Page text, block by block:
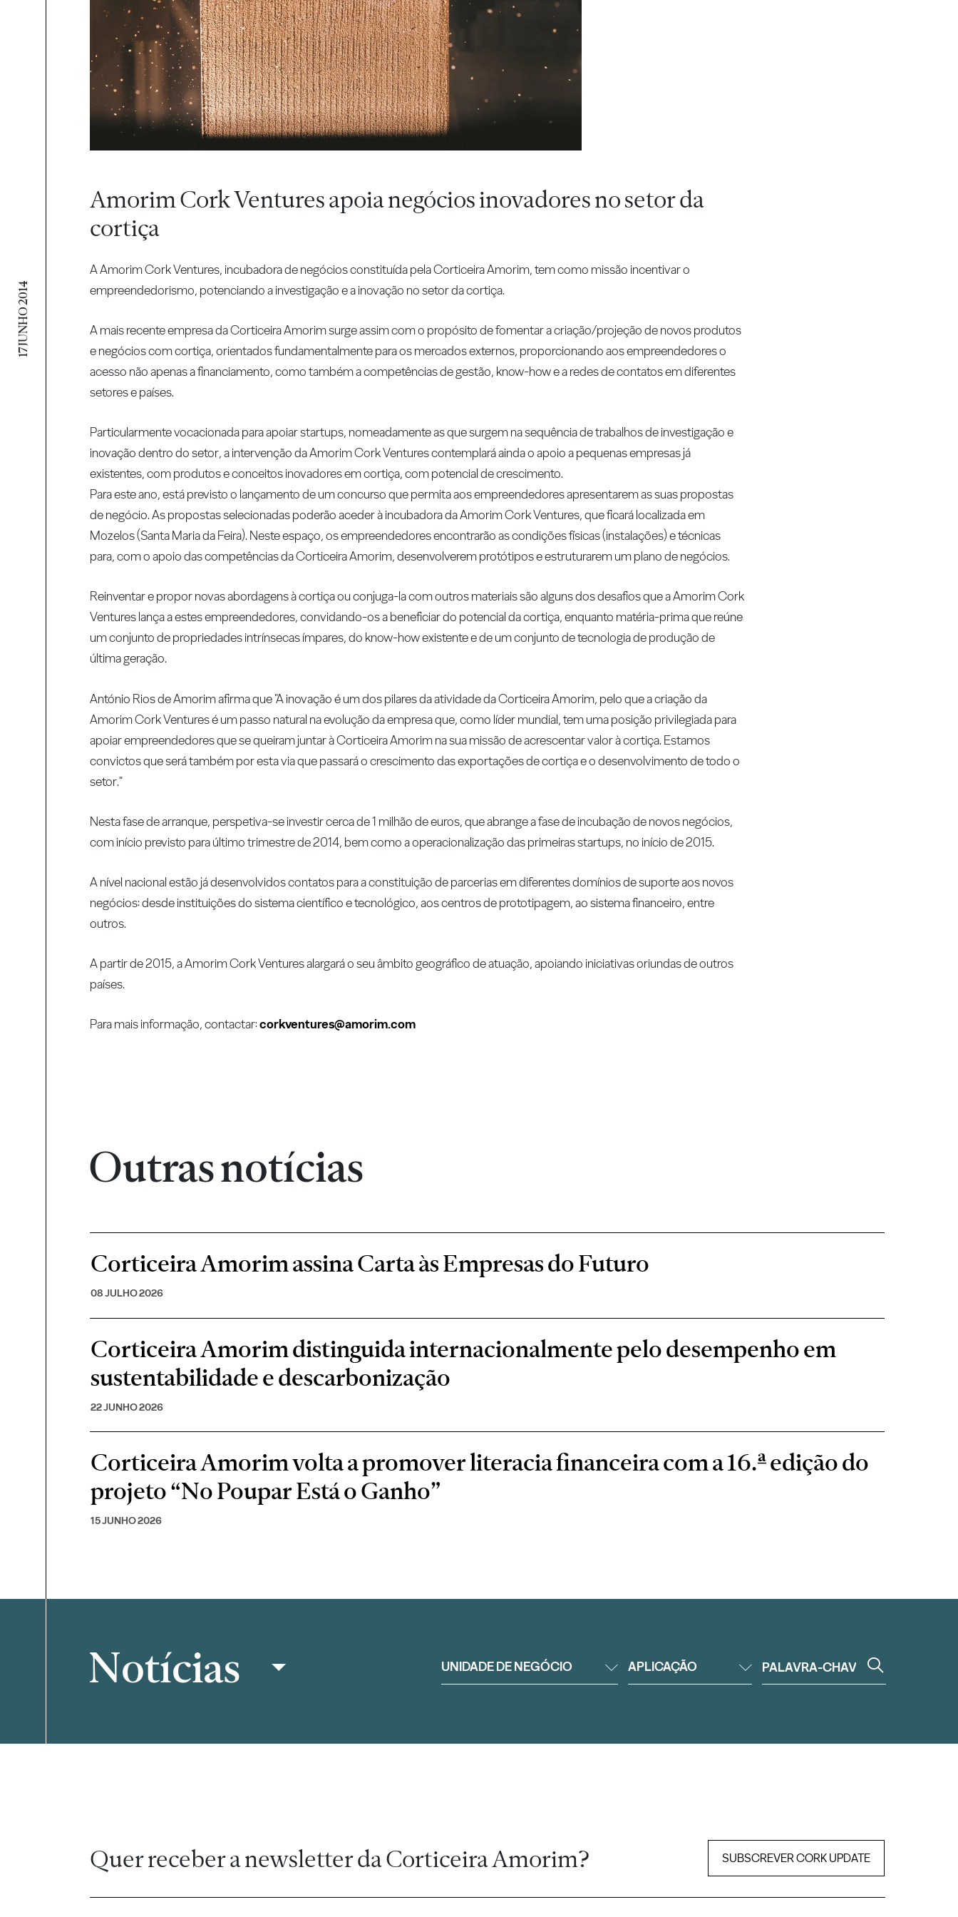
17 JUNHO 2014
Amorim Cork Ventures apoia negócios inovadores no setor da
cortiça
A Amorim Cork Ventures, incubadora de negócios constituída pela Corticeira Amorim, tem como missão incentivar o
empreendedorismo, potenciando a investigação e a inovação no setor da cortiça.
A mais recente empresa da Corticeira Amorim surge assim com o propósito de fomentar a criação/projeção de novos produtos
e negócios com cortiça, orientados fundamentalmente para os mercados externos, proporcionando aos empreendedores o
acesso não apenas a financiamento, como também a competências de gestão, know-how e a redes de contatos em diferentes
setores e países.
Particularmente vocacionada para apoiar startups, nomeadamente as que surgem na sequência de trabalhos de investigação e
inovação dentro do setor, a intervenção da Amorim Cork Ventures contemplará ainda o apoio a pequenas empresas já
existentes, com produtos e conceitos inovadores em cortiça, com potencial de crescimento.
Para este ano, está previsto o lançamento de um concurso que permita aos empreendedores apresentarem as suas propostas
de negócio. As propostas selecionadas poderão aceder à incubadora da Amorim Cork Ventures, que ficará localizada em
Mozelos (Santa Maria da Feira). Neste espaço, os empreendedores encontrarão as condições físicas (instalações) e técnicas
para, com o apoio das competências da Corticeira Amorim, desenvolverem protótipos e estruturarem um plano de negócios.
Reinventar e propor novas abordagens à cortiça ou conjuga-la com outros materiais são alguns dos desafios que a Amorim Cork
Ventures lança a estes empreendedores, convidando-os a beneficiar do potencial da cortiça, enquanto matéria-prima que reúne
um conjunto de propriedades intrínsecas ímpares, do know-how existente e de um conjunto de tecnologia de produção de
última geração.
António Rios de Amorim afirma que "A inovação é um dos pilares da atividade da Corticeira Amorim, pelo que a criação da
Amorim Cork Ventures é um passo natural na evolução da empresa que, como líder mundial, tem uma posição privilegiada para
apoiar empreendedores que se queiram juntar à Corticeira Amorim na sua missão de acrescentar valor à cortiça. Estamos
convictos que será também por esta via que passará o crescimento das exportações de cortiça e o desenvolvimento de todo o
setor."
Nesta fase de arranque, perspetiva-se investir cerca de 1 milhão de euros, que abrange a fase de incubação de novos negócios,
com início previsto para último trimestre de 2014, bem como a operacionalização das primeiras startups, no início de 2015.
A nível nacional estão já desenvolvidos contatos para a constituição de parcerias em diferentes domínios de suporte aos novos
negócios: desde instituições do sistema científico e tecnológico, aos centros de prototipagem, ao sistema financeiro, entre
outros.
A partir de 2015, a Amorim Cork Ventures alargará o seu âmbito geográfico de atuação, apoiando iniciativas oriundas de outros
países.
Para mais informação, contactar:corkventures@amorim.com
Outras notícias
Corticeira Amorim assina Carta às Empresas do Futuro
08 JULHO 2026
Corticeira Amorim distinguida internacionalmente pelo desempenho em
sustentabilidade e descarbonização
22 JUNHO 2026
Corticeira Amorim volta a promover literacia financeira com a 16.ª edição do
projeto “No Poupar Está o Ganho”
15 JUNHO 2026
Filtrar
Notícias UNIDADE DE NEGÓCIO APLICAÇÃO
Quer receber a newsletter da Corticeira Amorim? SUBSCREVER CORK UPDATE